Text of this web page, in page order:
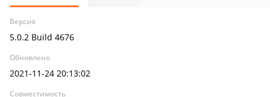
Версия
5.0.2 Build 4676
Обновлено
2021-11-24 20:13:02
Совместимость